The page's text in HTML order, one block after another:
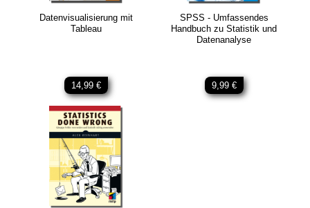
Datenvisualisierung mit
Tableau
14,99 €
SPSS - Umfassendes
Handbuch zu Statistik und
Datenanalyse
9,99 €